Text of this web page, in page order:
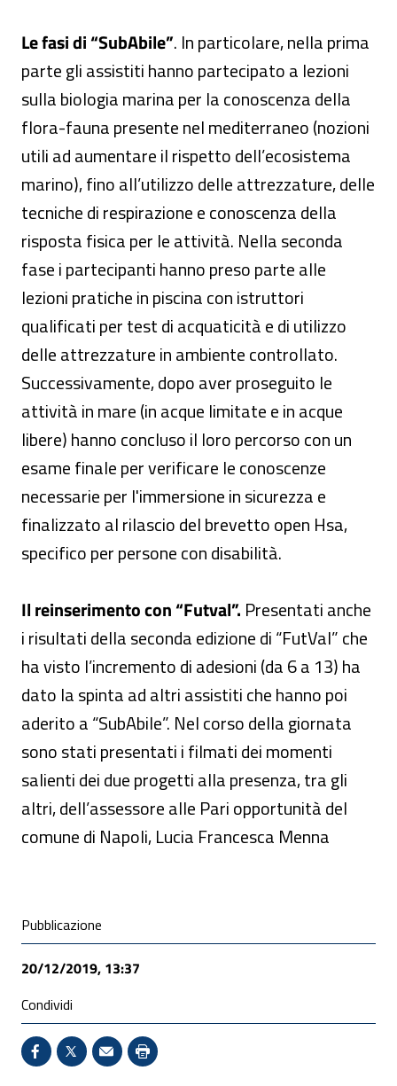
Le fasi di “SubAbile”. In particolare, nella prima
parte gli assistiti hanno partecipato a lezioni
sulla biologia marina per la conoscenza della
flora-fauna presente nel mediterraneo (nozioni
utili ad aumentare il rispetto dell’ecosistema
marino), fino all’utilizzo delle attrezzature, delle
tecniche di respirazione e conoscenza della
risposta fisica per le attività. Nella seconda
fase i partecipanti hanno preso parte alle
lezioni pratiche in piscina con istruttori
qualificati per test di acquaticità e di utilizzo
delle attrezzature in ambiente controllato.
Successivamente, dopo aver proseguito le
attività in mare (in acque limitate e in acque
libere) hanno concluso il loro percorso con un
esame finale per verificare le conoscenze
necessarie per l'immersione in sicurezza e
finalizzato al rilascio del brevetto open Hsa,
specifico per persone con disabilità.
Il reinserimento con “Futval”. Presentati anche
i risultati della seconda edizione di “FutVal” che
ha visto l’incremento di adesioni (da 6 a 13) ha
dato la spinta ad altri assistiti che hanno poi
aderito a “SubAbile”. Nel corso della giornata
sono stati presentati i filmati dei momenti
salienti dei due progetti alla presenza, tra gli
altri, dell’assessore alle Pari opportunità del
comune di Napoli, Lucia Francesca Menna
Condivisione social
Pubblicazione
20/12/2019, 13:37
Condividi
Condividi su Facebook - Sito esterno - Apertura in
X - Sito esterno - Apertura in nuova finestra
Invio Mail: apre il programma di posta
Stampa pagina: scelta meno